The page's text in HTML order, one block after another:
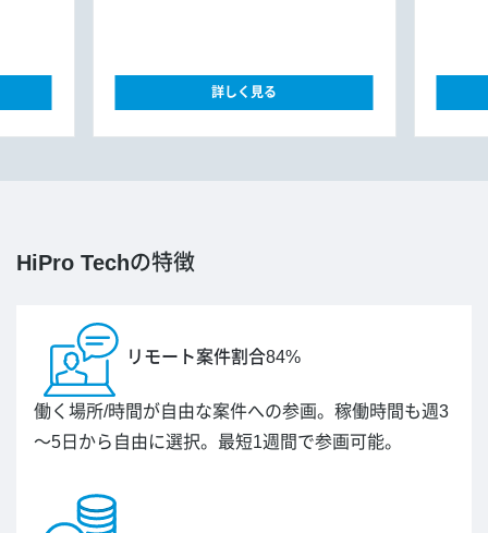
詳しく見る
HiPro Techの特徴
リモート案件割合84%
働く場所/時間が自由な案件への参画。稼働時間も週3
～5日から自由に選択。最短1週間で参画可能。